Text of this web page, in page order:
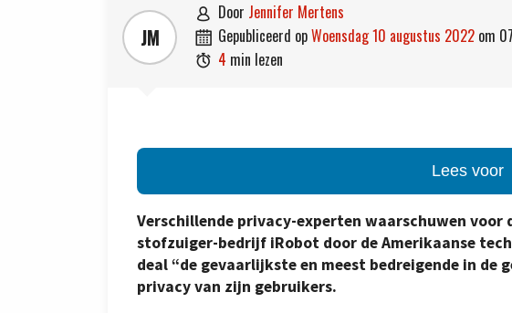
JM
 door Jennifer Mertens
 gepubliceerd op woensdag 10 augustus 2022 om
 4 min lezen
Lees voor
Verschillende privacy-experten waarschuwen voor
stofzuiger-bedrijf iRobot door de Amerikaanse
deal “de gevaarlijkste en meest bedreigende in de
privacy van zijn gebruikers.